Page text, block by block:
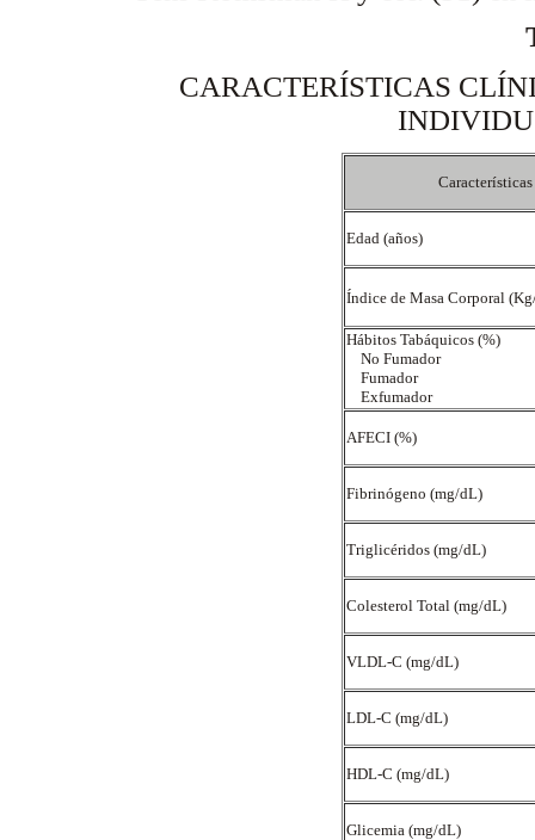
CARACTERÍSTICAS
Características
Edad (años)
Índice de Masa Corporal
Hábitos Tabáquicos (%)
No Fumador
Fumador
Exfumador
AFECI (%)
Fibrinógeno (mg/dL)
Triglicéridos (mg/dL)
Colesterol Total (mg/dL)
VLDL-C (mg/dL)
LDL-C (mg/dL)
HDL-C (mg/dL)
Glicemia (mg/dL)